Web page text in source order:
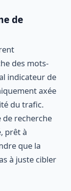
de
des mots-
indicateur de
axée
du trafic.
de recherche
prêt à
que la
à juste cibler